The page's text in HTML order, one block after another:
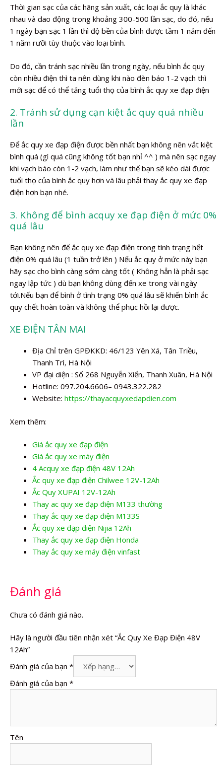
Thời gian sạc của các hãng sản xuất, các loại ắc quy là khác
nhau và dao động trong khoảng 300-500 lần sạc, do đó, nếu
1 ngày bạn sạc 1 lần thì độ bền của bình được tầm 1 năm đến
1 năm rưỡi tùy thuộc vào loại bình.
Do đó, cần tránh sạc nhiều lần trong ngày, nếu bình ắc quy
còn nhiều điện thì ta nên dùng khi nào đèn báo 1-2 vạch thì
mới sạc để có thể tăng tuổi thọ của bình ắc quy xe đạp điện
2. Tránh sử dụng cạn kiệt ắc quy quá nhiều
lần
Để ắc quy xe đạp điện được bền nhất bạn không nên vắt kiệt
bình quá (gì quá cũng không tốt bạn nhỉ ^^ ) mà nên sạc ngay
khi vạch báo còn 1-2 vạch, làm như thế bạn sẽ kéo dài được
tuổi thọ của bình ắc quy hơn và lâu phải thay ắc quy xe đạp
điện hơn bạn nhé.
3. Không để bình acquy xe đạp điện ở mức 0%
quá lâu
Bạn không nên để ắc quy xe đạp điện trong tình trạng hết
điện 0% quá lâu (1 tuần trở lên ) Nếu ắc quy ở mức này bạn
hãy sạc cho bình càng sớm càng tốt ( Không hẳn là phải sạc
ngay lập tức ) dù bạn không dùng đến xe trong vài ngày
tới.Nếu bạn để bình ở tình trạng 0% quá lâu sẽ khiến bình ắc
quy chết hoàn toàn và không thể phục hồi lại được.
XE ĐIỆN TÂN MAI
Địa Chỉ trên GPĐKKD: 46/123 Yên Xá, Tân Triều,
Thanh Trì, Hà Nội
VP đại diện : Số 268 Nguyễn Xiển, Thanh Xuân, Hà Nội
Hotline: 097.204.6606– 0943.322.282
Website: https://thayacquyxedapdien.com
Xem thêm:
Giá ắc quy xe đạp điện
Giá ắc quy xe máy điện
4 Acquy xe đạp điện 48V 12Ah
Ắc quy xe đạp điện Chilwee 12V-12Ah
Ắc Quy XUPAI 12V-12Ah
Thay ac quy xe đạp điện M133 thường
Thay ắc quy xe đạp điện M133S
Ắc quy xe đạp điện Nijia 12Ah
Thay ắc quy xe đạp điện Honda
Thay ắc quy xe máy điện vinfast
Đánh giá
Chưa có đánh giá nào.
Hãy là người đầu tiên nhận xét “Ắc Quy Xe Đạp Điện 48V
12Ah”
Đánh giá của bạn *
Đánh giá của bạn *
Tên